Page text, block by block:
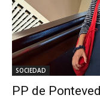
SOCIEDAD
PP de